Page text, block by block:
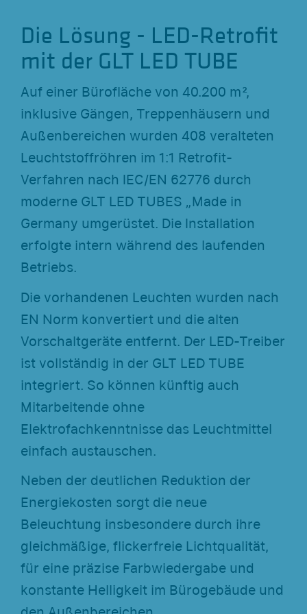
Die Lösung - LED-Retrofit
mit der GLT LED TUBE
Auf einer Bürofläche von 40.200 m²,
inklusive Gängen, Treppenhäusern und
Außenbereichen wurden 408 veralteten
Leuchtstoffröhren im 1:1 Retrofit-
Verfahren nach IEC/EN 62776 durch
moderne GLT LED TUBES „Made in
Germany umgerüstet. Die Installation
erfolgte intern während des laufenden
Betriebs.
Die vorhandenen Leuchten wurden nach
EN Norm konvertiert und die alten
Vorschaltgeräte entfernt. Der LED-Treiber
ist vollständig in der GLT LED TUBE
integriert. So können künftig auch
Mitarbeitende ohne
Elektrofachkenntnisse das Leuchtmittel
einfach austauschen.
Neben der deutlichen Reduktion der
Energiekosten sorgt die neue
Beleuchtung insbesondere durch ihre
gleichmäßige, flickerfreie Lichtqualität,
für eine präzise Farbwiedergabe und
konstante Helligkeit im Bürogebäude und